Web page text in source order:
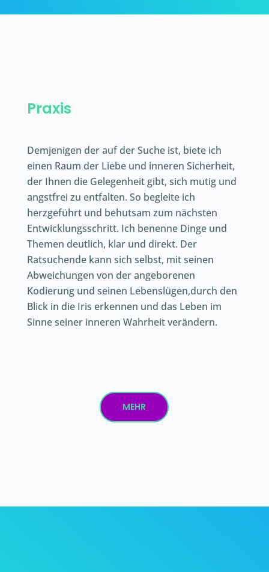
Praxis
Demjenigen der auf der Suche ist, biete ich
einen Raum der Liebe und inneren Sicherheit,
der Ihnen die Gelegenheit gibt, sich mutig und
angstfrei zu entfalten. So begleite ich
herzgeführt und behutsam zum nächsten
Entwicklungsschritt. Ich benenne Dinge und
Themen deutlich, klar und direkt. Der
Ratsuchende kann sich selbst, mit seinen
Abweichungen von der angeborenen
Kodierung und seinen Lebenslügen,durch den
Blick in die Iris erkennen und das Leben im
Sinne seiner inneren Wahrheit verändern.
MEHR